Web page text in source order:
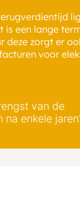
is een lange
deze zorgt er
voor
van de
na enkele